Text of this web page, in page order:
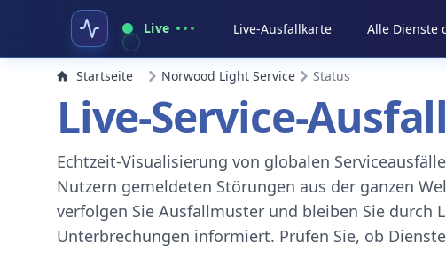
Live Live-Ausfallkarte Alle Dienste
Startseite Norwood Light Service Status
Live-Service-
Echtzeit-Visualisierung von globalen
Nutzern gemeldeten Störungen aus der ganzen
verfolgen Sie Ausfallmuster und bleiben Sie durch
Unterbrechungen informiert. Prüfen Sie, ob